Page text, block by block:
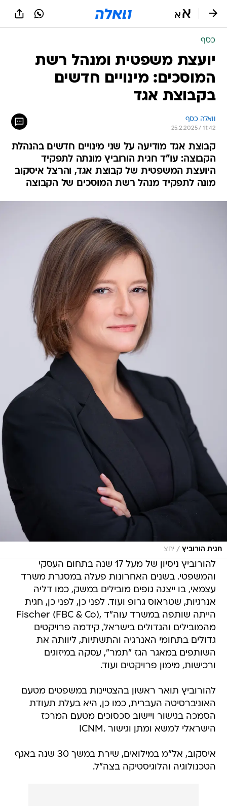
כסף
יועצת משפטית ומנהל רשת
המוסכים: מינויים חדשים
בקבוצת אגד
וואלה כסף
25.2.2025 / 11:42
קבוצת אגד מודיעה על שני מינויים חדשים בהנהלת
הקבוצה: עו"ד חגית הורוביץ מונתה לתפקיד
היועצת המשפטית של קבוצת אגד, והרצל איסקוב
מונה לתפקיד מנהל רשת המוסכים של הקבוצה
חגית הורוביץ / יחצ
להורוביץ ניסיון של מעל 17 שנה בתחום העסקי
והמשפטי. בשנים האחרונות פעלה במסגרת משרד
עצמאי, בו ייצגה גופים מובילים במשק, כמו דליה
אנרגיות, שטראוס גרופ ועוד. לפני כן, לפני כן, חגית
הייתה שותפה במשרד עוה"ד ,Fischer (FBC & Co)
מהמובילים והגדולים בישראל, קידמה פרויקטים
גדולים בתחומי האנרגיה והתשתיות, ליוותה את
השותפים במאגר הגז "תמר", עסקה במיזוגים
ורכישות, מימון פרויקטים ועוד.
להורוביץ תואר ראשון בהצטיינות במשפטים מטעם
האוניברסיטה העברית, כמו כן, היא בעלת תעודת
הסמכה בגישור ויישוב סכסוכים מטעם המרכז
הישראלי למשא ומתן וגישור .ICNM
איסקוב, אל"מ במילואים, שירת במשך 30 שנה באגף
הטכנולוגיה והלוגיסטיקה בצה"ל.